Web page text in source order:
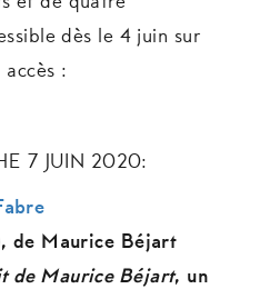
dès le 4 juin sur
:
7 JUIN 2020:
de Maurice Béjart
de Maurice Béjart, un